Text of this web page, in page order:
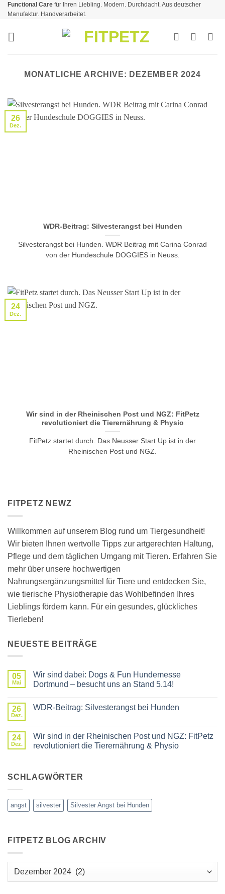
Zum
Inhalt
springen
Functional Care für Ihren Liebling. Modern. Durchdacht. Aus deutscher
Manufaktur. Handverarbeitet.
MONATLICHE ARCHIVE: DEZEMBER 2024
WDR-Beitrag: Silvesterangst bei Hunden
Silvesterangst bei Hunden. WDR Beitrag mit Carina Conrad
von der Hundeschule DOGGIES in Neuss.
26
Dez.
Wir sind in der Rheinischen Post und NGZ: FitPetz
revolutioniert die Tierernährung & Physio
FitPetz startet durch. Das Neusser Start Up ist in der
Rheinischen Post und NGZ.
24
Dez.
FITPETZ NEWZ
Willkommen auf unserem Blog rund um Tiergesundheit!
Wir bieten Ihnen wertvolle Tipps zur artgerechten Haltung,
Pflege und dem täglichen Umgang mit Tieren. Erfahren Sie
mehr über unsere hochwertigen
Nahrungsergänzungsmittel für Tiere und entdecken Sie,
wie tierische Physiotherapie das Wohlbefinden Ihres
Lieblings fördern kann. Für ein gesundes, glückliches
Tierleben!
NEUESTE BEITRÄGE
05
Mai
Wir sind dabei: Dogs & Fun Hundemesse
Dortmund – besucht uns an Stand 5.14!
zu
Dogs
&
Fun
besucht
uns
5.14!
26
Dez.
WDR-Beitrag: Silvesterangst bei Hunden
WDR-
Beitrag:
Silvesterangst
24
Dez.
Wir sind in der Rheinischen Post und NGZ: FitPetz
revolutioniert die Tierernährung & Physio
Wir
Rheinischen
Post
die
Physio
SCHLAGWÖRTER
angst silvester Silvester Angst bei Hunden
FITPETZ BLOG ARCHIV
FitPetz